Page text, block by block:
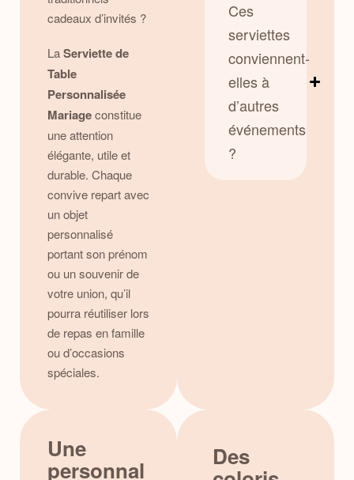
cadeaux d’invités ?
LaServiette de
Table
Personnalisée
Mariageconstitue
une attention
élégante, utile et
durable. Chaque
convive repart avec
un objet
personnalisé
portant son prénom
ou un souvenir de
votre union, qu’il
pourra réutiliser lors
de repas en famille
ou d’occasions
spéciales.
Ces
serviettes
conviennent-
elles à
d’autres
événements
?
Une
personnal Des